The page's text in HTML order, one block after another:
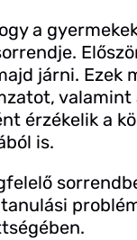
a
járni. Ezek
érzékelik a
is.